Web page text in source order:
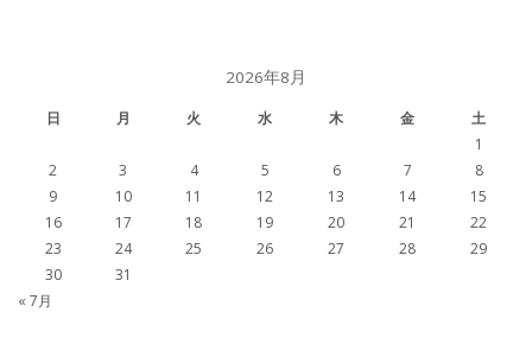
2026年8月
日 月 火 水 木 金
土
1
2
3 4 5 6 7
8
9
10 11 12 13 14
15
16
17 18 19 20 21
22
23
24 25 26 27 28
29
30
31
« 7月